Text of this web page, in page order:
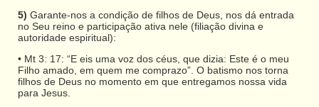
5) Garante-nos a condição de filhos de Deus, nos dá entrada
no Seu reino e participação ativa nele (filiação divina e
autoridade espiritual):
• Mt 3: 17: “E eis uma voz dos céus, que dizia: Este é o meu
Filho amado, em quem me comprazo”. O batismo nos torna
filhos de Deus no momento em que entregamos nossa vida
para Jesus.